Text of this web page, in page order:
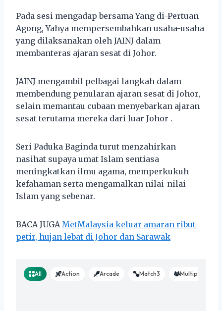
Pada sesi mengadap bersama Yang di-Pertuan
Agong, Yahya mempersembahkan usaha-usaha
yang dilaksanakan oleh JAINJ dalam
membanteras ajaran sesat di Johor.
JAINJ mengambil pelbagai langkah dalam
membendung penularan ajaran sesat di Johor,
selain memantau cubaan menyebarkan ajaran
sesat terutama mereka dari luar Johor .
Seri Paduka Baginda turut menzahirkan
nasihat supaya umat Islam sentiasa
meningkatkan ilmu agama, memperkukuh
kefahaman serta mengamalkan nilai-nilai
Islam yang sebenar.
BACA JUGA MetMalaysia keluar amaran ribut
petir, hujan lebat di Johor dan Sarawak